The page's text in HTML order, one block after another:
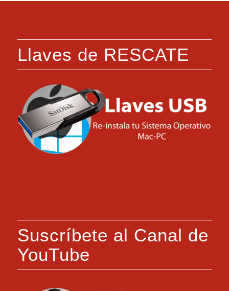
Llaves de RESCATE
Suscríbete al Canal de
YouTube